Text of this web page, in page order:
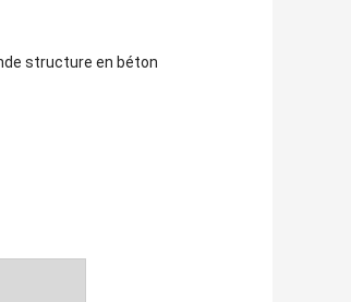
structure en béton